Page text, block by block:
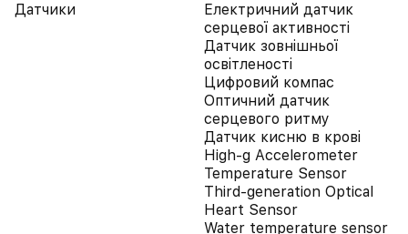
Датчики
Електричний датчик
серцевої активності
Датчик зовнішньої
освітленості
Цифровий компас
Оптичний датчик
серцевого ритму
Датчик кисню в крові
High-g Accelerometer
Temperature Sensor
Third-generation Optical
Heart Sensor
Water temperature sensor